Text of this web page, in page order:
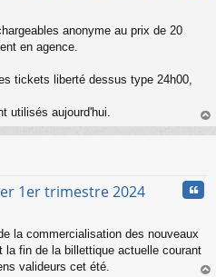
anonyme au prix de 20
en agence.
tickets liberté dessus type 24h00,
utilisés aujourd'hui.
au
1er trimestre 2024
la commercialisation des nouveaux
fin de la billettique actuelle courant
valideurs cet été.